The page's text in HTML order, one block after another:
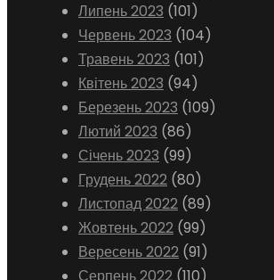
Липень 2023 (101)
Червень 2023 (104)
Травень 2023 (101)
Квітень 2023 (94)
Березень 2023 (109)
Лютий 2023 (86)
Січень 2023 (99)
Грудень 2022 (80)
Листопад 2022 (89)
Жовтень 2022 (99)
Вересень 2022 (91)